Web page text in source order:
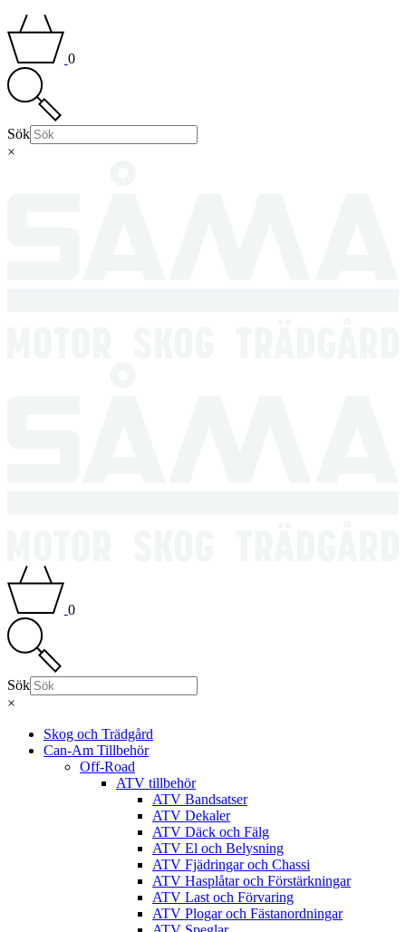
0
Sök
×
0
Sök
×
Skog och Trädgård
Can-Am Tillbehör
Off-Road
ATV tillbehör
ATV Bandsatser
ATV Dekaler
ATV Däck och Fälg
ATV El och Belysning
ATV Fjädringar och Chassi
ATV Hasplåtar och Förstärkningar
ATV Last och Förvaring
ATV Plogar och Fästanordningar